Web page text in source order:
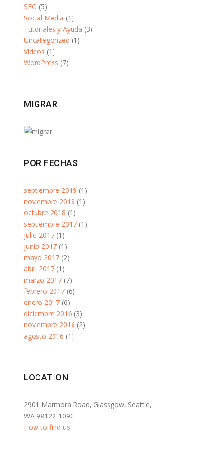
SEO (5)
Social Media (1)
Tutoriales y Ayuda (3)
Uncategorized (1)
Videos (1)
WordPress (7)
MIGRAR
POR FECHAS
septiembre 2019 (1)
noviembre 2018 (1)
octubre 2018 (1)
septiembre 2017 (1)
julio 2017 (1)
junio 2017 (1)
mayo 2017 (2)
abril 2017 (1)
marzo 2017 (7)
febrero 2017 (6)
enero 2017 (6)
diciembre 2016 (3)
noviembre 2016 (2)
agosto 2016 (1)
LOCATION
2901 Marmora Road, Glassgow, Seattle,
WA 98122-1090
How to find us